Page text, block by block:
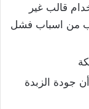
قالب غير
من اسباب فشل
جودة الزبدة